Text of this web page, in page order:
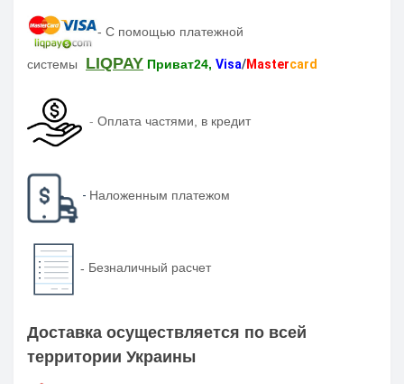
- С помощью платежной
системы LIQPAY Приват24, Visa/Mastercard
- Оплата частями, в кредит
- Наложенным платежом
- Безналичный расчет
Доставка осуществляется по всей
территории Украины